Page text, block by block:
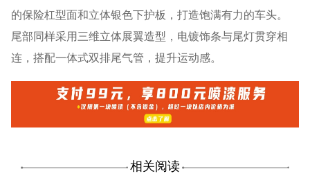
的保险杠型面和立体银色下护板，打造饱满有力的车头。
尾部同样采用三维立体展翼造型，电镀饰条与尾灯贯穿相
连，搭配一体式双排尾气管，提升运动感。
相关阅读